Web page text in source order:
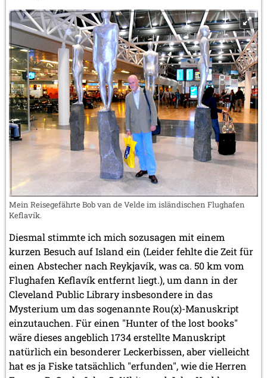
Mein Reisegefährte Bob van de Velde im isländischen Flughafen
Keflavík.
Diesmal stimmte ich mich sozusagen mit einem
kurzen Besuch auf Island ein (Leider fehlte die Zeit für
einen Abstecher nach Reykjavík, was ca. 50 km vom
Flughafen Keflavík entfernt liegt.), um dann in der
Cleveland Public Library insbesondere in das
Mysterium um das sogenannte Rou(x)-Manuskript
einzutauchen. Für einen "Hunter of the lost books"
wäre dieses angeblich 1734 erstellte Manuskript
natürlich ein besonderer Leckerbissen, aber vielleicht
hat es ja Fiske tatsächlich "erfunden", wie die Herren